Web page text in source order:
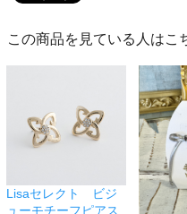
この商品を見ている人はこ
Lisaセレクト ビジ
ューモチーフピアス